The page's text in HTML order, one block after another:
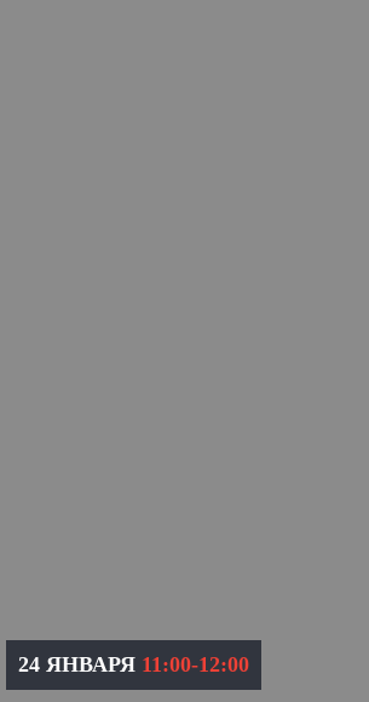
24 ЯНВАРЯ 11:00-12:00